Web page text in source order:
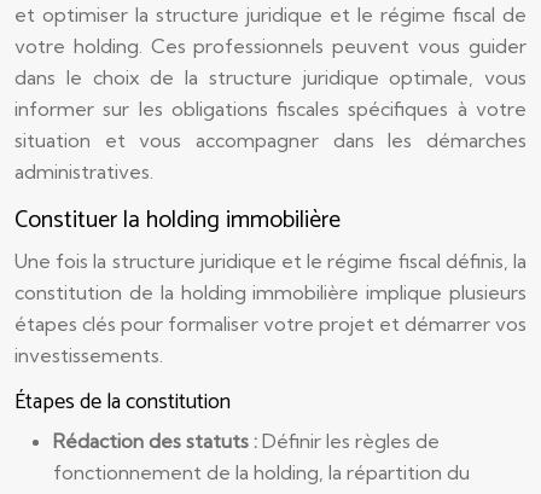
et optimiser la structure juridique et le régime fiscal de
votre holding. Ces professionnels peuvent vous guider
dans le choix de la structure juridique optimale, vous
informer sur les obligations fiscales spécifiques à votre
situation et vous accompagner dans les démarches
administratives.
Constituer la holding immobilière
Une fois la structure juridique et le régime fiscal définis, la
constitution de la holding immobilière implique plusieurs
étapes clés pour formaliser votre projet et démarrer vos
investissements.
Étapes de la constitution
Rédaction des statuts : Définir les règles de
fonctionnement de la holding, la répartition du